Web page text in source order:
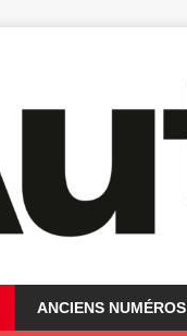
ANCIENS NUMÉROS